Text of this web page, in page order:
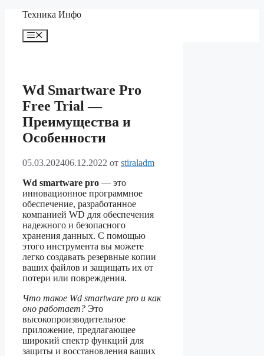
Перейти
содержимому
Техника Инфо
Меню
Wd Smartware Pro
Free Trial —
Преимущества и
Особенности
05.03.202406.12.2022 от stiraladm
Wd smartware pro — это
инновационное программное
обеспечение, разработанное
компанией WD для обеспечения
надежного и безопасного
хранения данных. С помощью
этого инструмента вы можете
легко создавать резервные копии
ваших файлов и защищать их от
потери или повреждения.
Что такое Wd smartware pro и как
оно работает? Это
высокопроизводительное
приложение, предлагающее
широкий спектр функций для
защиты и восстановления ваших